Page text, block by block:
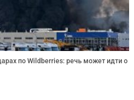
по Wildberries: речь может идти о